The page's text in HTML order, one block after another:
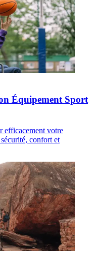
Équipement Sport
efficacement votre
confort et